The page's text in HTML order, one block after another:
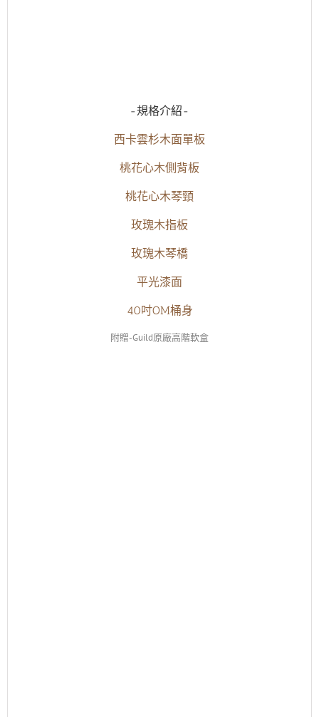
-規格介紹-
西卡雲杉木面單板
桃花心木側背板
桃花心木琴頸
玫瑰木指板
玫瑰木琴橋
平光漆面
40吋OM桶身
附贈-Guild原廠高階軟盒